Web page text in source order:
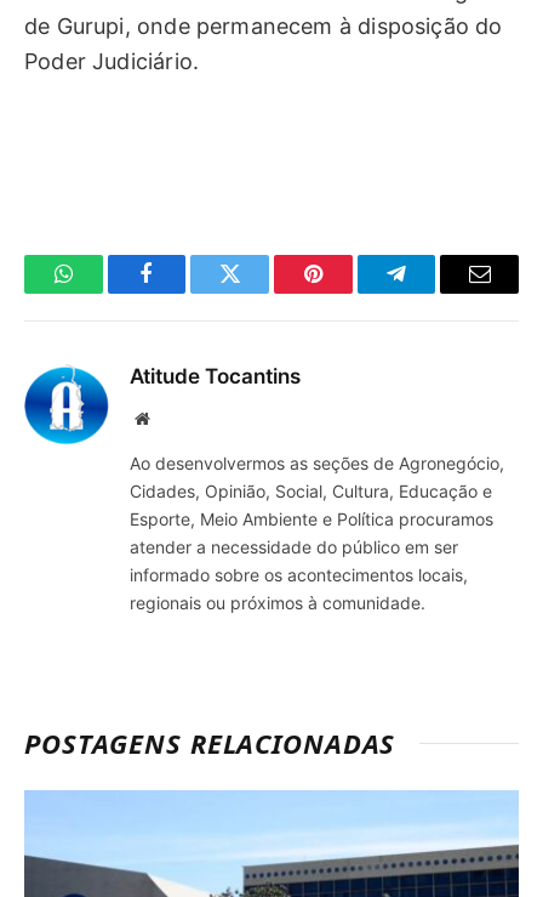
de Gurupi, onde permanecem à disposição do
Poder Judiciário.
WhatsAppFacebookTwitter Pinterest TelegramaE-
Atitude Tocantins
Site
Ao desenvolvermos as seções de Agronegócio,
Cidades, Opinião, Social, Cultura, Educação e
Esporte, Meio Ambiente e Política procuramos
atender a necessidade do público em ser
informado sobre os acontecimentos locais,
regionais ou próximos à comunidade.
POSTAGENS RELACIONADAS